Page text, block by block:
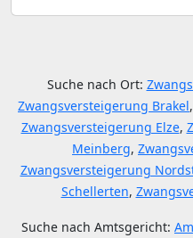
Suche nach Ort:
Zwangsversteigerung Brakel,
Zwangsversteigerung Elze,
Meinberg,
Zwangsversteigerung
Schellerten,
Suche nach Amtsgericht: